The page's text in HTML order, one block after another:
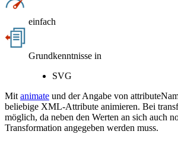
einfach
Grundkenntnisse in
SVG
Mit animate und der Angabe von
beliebige XML-Attribute animieren. Bei
möglich, da neben den Werten an sich auch
Transformation angegeben werden muss.